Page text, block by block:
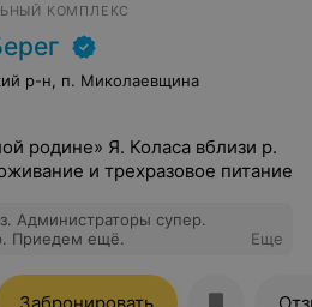
КОМПЛЕКС
р-н, п. Миколаевщина
родине» Я. Коласа вблизи р.
и трехразовое питание
Администраторы супер.
Приедем ещё.
Еще
Забронировать